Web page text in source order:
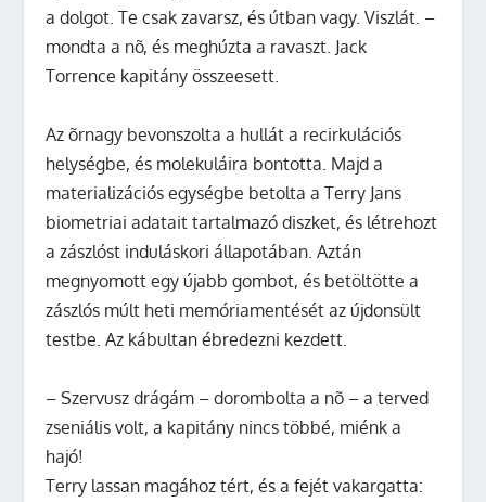
a dolgot. Te csak zavarsz, és útban vagy. Viszlát. –
mondta a nõ, és meghúzta a ravaszt. Jack
Torrence kapitány összeesett.
Az õrnagy bevonszolta a hullát a recirkulációs
helységbe, és molekuláira bontotta. Majd a
materializációs egységbe betolta a Terry Jans
biometriai adatait tartalmazó diszket, és létrehozt
a zászlóst induláskori állapotában. Aztán
megnyomott egy újabb gombot, és betöltötte a
zászlós múlt heti memóriamentését az újdonsült
testbe. Az kábultan ébredezni kezdett.
– Szervusz drágám – dorombolta a nõ – a terved
zseniális volt, a kapitány nincs többé, miénk a
hajó!
Terry lassan magához tért, és a fejét vakargatta: